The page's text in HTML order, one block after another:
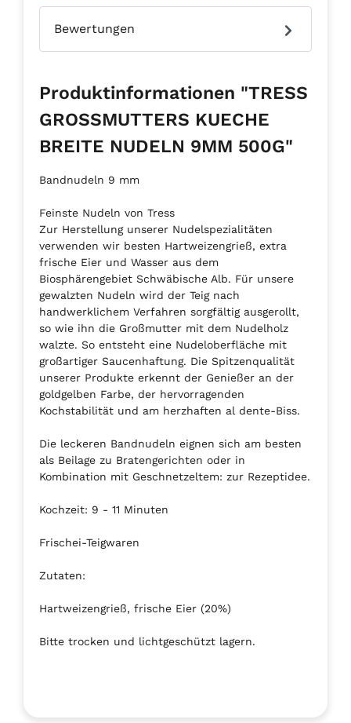
Bewertungen
Produktinformationen "TRESS
GROSSMUTTERS KUECHE
BREITE NUDELN 9MM 500G"
Bandnudeln 9 mm
Feinste Nudeln von Tress
Zur Herstellung unserer Nudelspezialitäten
verwenden wir besten Hartweizengrieß, extra
frische Eier und Wasser aus dem
Biosphärengebiet Schwäbische Alb. Für unsere
gewalzten Nudeln wird der Teig nach
handwerklichem Verfahren sorgfältig ausgerollt,
so wie ihn die Großmutter mit dem Nudelholz
walzte. So entsteht eine Nudeloberfläche mit
großartiger Saucenhaftung. Die Spitzenqualität
unserer Produkte erkennt der Genießer an der
goldgelben Farbe, der hervorragenden
Kochstabilität und am herzhaften al dente-Biss.
Die leckeren Bandnudeln eignen sich am besten
als Beilage zu Bratengerichten oder in
Kombination mit Geschnetzeltem: zur Rezeptidee.
Kochzeit: 9 - 11 Minuten
Frischei-Teigwaren
Zutaten:
Hartweizengrieß, frische Eier (20%)
Bitte trocken und lichtgeschützt lagern.